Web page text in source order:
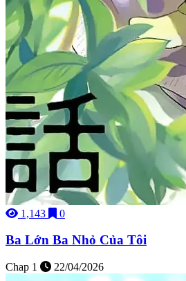
1,143 0
Ba Lớn Ba Nhỏ Của Tôi
Chap 1 22/04/2026